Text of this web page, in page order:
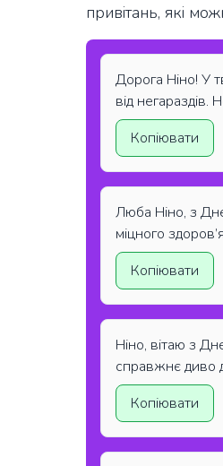
привітань, які
Дорога Ніно! У
від
Копіювати
Люба Ніно, з
міцного
Копіювати
Ніно, вітаю з
справжнє диво
Копіювати